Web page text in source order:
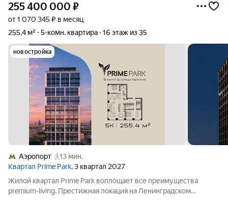
255 400 000 ₽
от 1 070 345 ₽ в месяц
255,4 м²
5-комн. квартира 16 этаж из 35
новостройка
Аэропорт
13 мин.
Квартал Prime Park, 3 квартал 2027
Жилой квартал Prime Park воплощает все преимущества
premium-living. Престижная локация на Ленинградском